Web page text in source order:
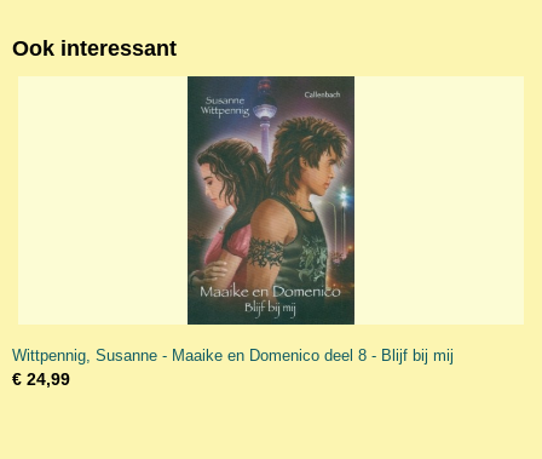
Ook interessant
Wittpennig, Susanne - Maaike en Domenico deel 8 - Blijf bij mij
€ 24,99